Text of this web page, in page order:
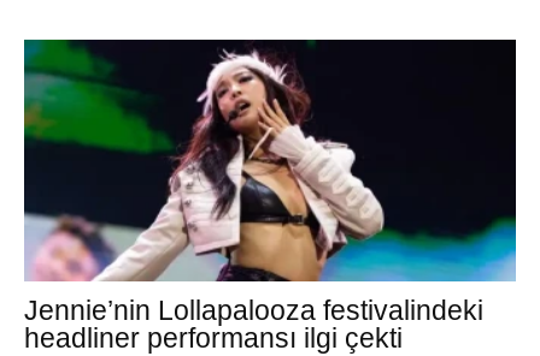
Jennie’nin Lollapalooza festivalindeki
headliner performansı ilgi çekti